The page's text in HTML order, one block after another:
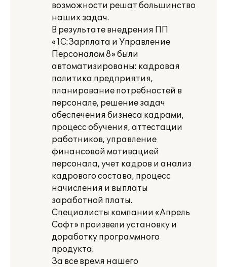
возможности решат большинство
наших задач.
В результате внедрения ПП
«1С:Зарплата и Управление
Персоналом 8» были
автоматизированы: кадровая
политика предприятия,
планирование потребностей в
персонале, решение задач
обеспечения бизнеса кадрами,
процесс обучения, аттестации
работников, управление
финансовой мотивацией
персонала, учет кадров и анализ
кадрового состава, процесс
начисления и выплаты
заработной платы.
Специалисты компании «Апрель
Софт» произвели установку и
доработку программного
продукта.
За все время нашего